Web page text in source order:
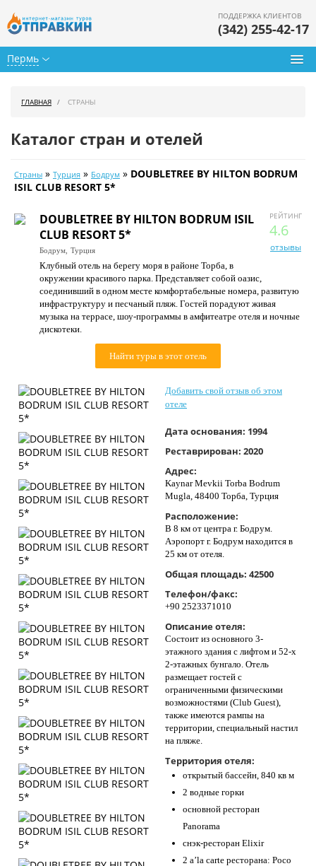
Пермь
ПОДДЕРЖКА КЛИЕНТОВ
(342) 255-42-17
Календарь туров
Цены дня
Страны
Как купить
О нас
Контакты
ГЛАВНАЯ СТРАНЫ
Каталог стран и отелей
Страны » Турция » Бодрум » DOUBLETREE BY HILTON BODRUM
ISIL CLUB RESORT 5*
РЕЙТИНГ
4.6
отзывы
DOUBLETREE BY HILTON BODRUM ISIL
CLUB RESORT 5*
Бодрум, Турция
Клубный отель на берегу моря в районе Торба, в
окружении красивого парка. Представляет собой оазис,
соединивший в одном месте комфортабельные номера, развитую
инфраструктуру и песчаный пляж. Гостей порадуют живая
музыка на террасе, шоу-программы в амфитеатре отеля и ночные
дискотеки.
Найти туры в этот отель
Добавить свой отзыв об этом
отеле
Дата основания: 1994
Реставрирован: 2020
Адрес:
Kaynar Mevkii Torba Bodrum
Mugla, 48400 Торба, Турция
Расположение:
В 8 км от центра г. Бодрум.
Аэропорт г. Бодрум находится в
25 км от отеля.
Общая площадь: 42500
Телефон/факс:
+90 2523371010
Описание отеля:
Состоит из основного 3-
этажного здания с лифтом и 52-х
2-этажных бунгало. Отель
размещает гостей с
ограниченными физическими
возможностями (Club Guest),
также имеются рампы на
территории, специальный настил
на пляже.
Территория отеля:
открытый бассейн, 840 кв м
2 водные горки
основной ресторан
Panorama
снэк-ресторан Elixir
2 a’la carte ресторана: Poco